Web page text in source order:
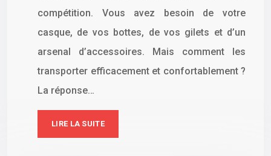
compétition. Vous avez besoin de votre
casque, de vos bottes, de vos gilets et d’un
arsenal d’accessoires. Mais comment les
transporter efficacement et confortablement ?
La réponse…
LIRE LA SUITE